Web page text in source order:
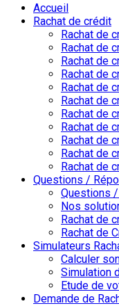
Accueil
Rachat de crédit
Rachat de
Rachat de
Rachat de
Rachat de
Rachat de
Rachat de
Rachat de
Rachat de
Rachat de
Rachat de
Rachat de
Questions /
Questions
Nos
Rachat de
Rachat de
Simulateurs
Calculer
Simulation
Etude de
Demande de